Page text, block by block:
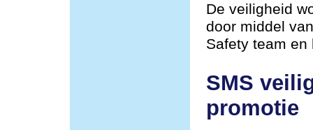
De veiligheid
door middel
Safety team
SMS
promotie